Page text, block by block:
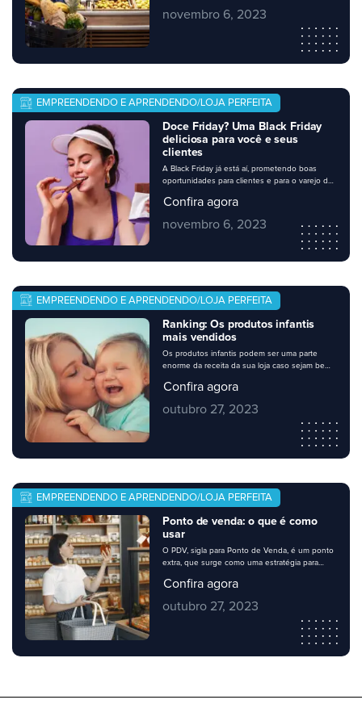
promoções ao longo do mês ou da semana.
Seu negócio precisa estar preparado, e é claro
novembro 6, 2023
Doce Friday? Uma Black Friday
deliciosa para você e seus
clientes
A Black Friday já está aí, prometendo boas
oportunidades para clientes e para o varejo de
se organizam para abastecer a despensa. Os
papel na oferta de produtos que já são parte
do dia a dia do consumidor, a preços muito
Confira agora
novembro 6, 2023
EMPREENDENDO E APRENDENDO/LOJA PERFEITA
Ranking: Os produtos infantis
mais vendidos
Os produtos infantis podem ser uma parte
enorme da receita da sua loja caso sejam bem
mas a busca por eles aumenta em datas
produtos infantis que são campeões de
vendas, e é nesses que sua loja deve investir.
Confira agora
outubro 27, 2023
EMPREENDENDO E APRENDENDO/LOJA PERFEITA
Ponto de venda: o que é como
usar
O PDV, sigla para Ponto de Venda, é um ponto
extra, que surge como uma estratégia para
– sua loja. Os pontos de venda são locais de
produtos, que chamam mais atenção por
ficarem em evidência. Ao longo do post você
Confira agora
outubro 27, 2023
EMPREENDENDO E APRENDENDO/LOJA PERFEITA